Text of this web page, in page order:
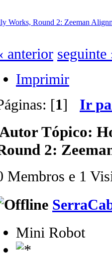
Works, Round 2: Zeeman
anterior seguinte
Imprimir
[1] Ir
Tópico:
2:
Membros e 1
Mini Robot